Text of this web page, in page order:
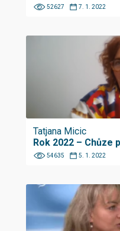
52627 7. 1. 2022
Tatjana Micic
Rok 2022 – Chůze
54635 5. 1. 2022